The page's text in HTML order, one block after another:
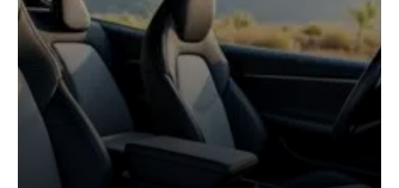
26 janvier 2026